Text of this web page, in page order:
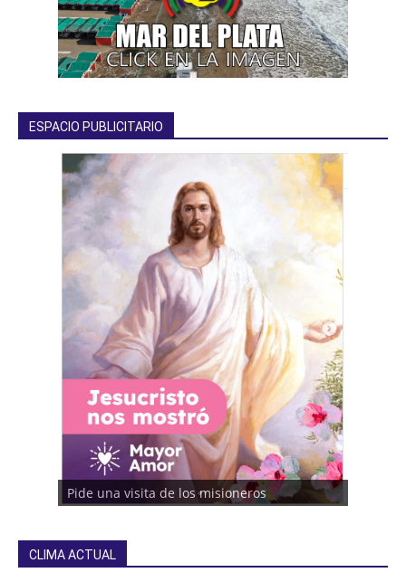
ESPACIO PUBLICITARIO
Pide una visita de los misioneros
CLIMA ACTUAL